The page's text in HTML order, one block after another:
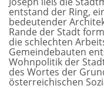
entstand der Ring,
bedeutender
Rande der Stadt
die schlechten
Gemeindebauten
Wohnpolitik der
des Wortes der
österreichischen